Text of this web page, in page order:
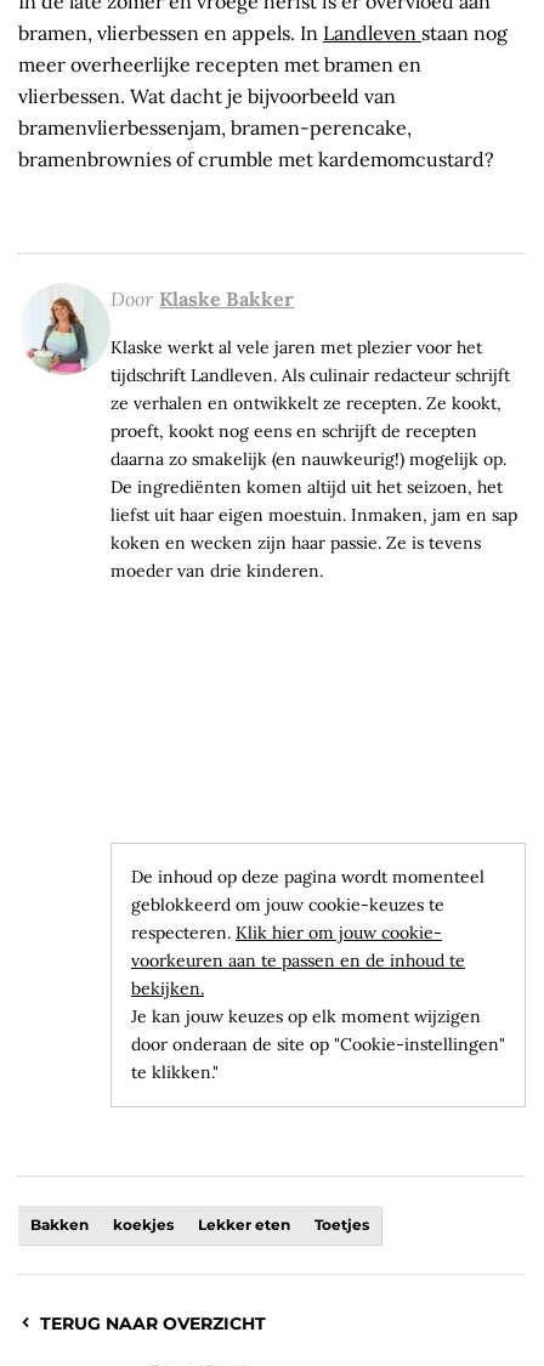
bramen, vlierbessen en appels. In Landleven staan nog
meer overheerlijke recepten met bramen en
vlierbessen. Wat dacht je bijvoorbeeld van
bramenvlierbessenjam, bramen-perencake,
bramenbrownies of crumble met kardemomcustard?
Door Klaske Bakker
Klaske werkt al vele jaren met plezier voor het
tijdschrift Landleven. Als culinair redacteur schrijft
ze verhalen en ontwikkelt ze recepten. Ze kookt,
proeft, kookt nog eens en schrijft de recepten
daarna zo smakelijk (en nauwkeurig!) mogelijk op.
De ingrediënten komen altijd uit het seizoen, het
liefst uit haar eigen moestuin. Inmaken, jam en sap
koken en wecken zijn haar passie. Ze is tevens
moeder van drie kinderen.
De inhoud op deze pagina wordt momenteel
geblokkeerd om jouw cookie-keuzes te
respecteren. Klik hier om jouw cookie-
voorkeuren aan te passen en de inhoud te
bekijken.
Je kan jouw keuzes op elk moment wijzigen
door onderaan de site op "Cookie-instellingen"
te klikken."
Bakken koekjes Lekker eten Toetjes
TERUG NAAR OVERZICHT